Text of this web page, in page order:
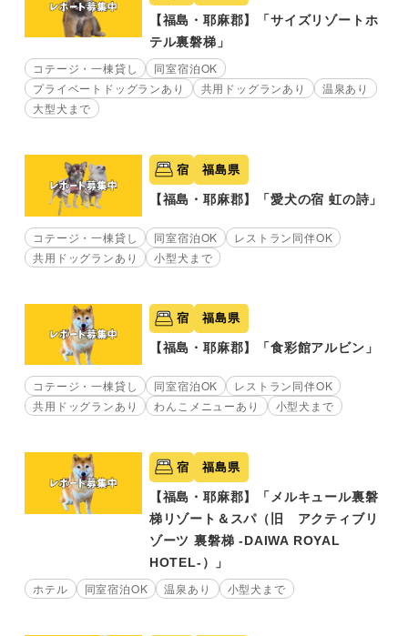
【福島・耶麻郡】「サイズリゾートホ
テル裏磐梯」
コテージ・一棟貸し
同室宿泊OK
プライベートドッグランあり
共用ドッグランあり
温泉あり
大型犬まで
宿 福島県
【福島・耶麻郡】「愛犬の宿 虹の詩」
コテージ・一棟貸し 同室宿泊OK
レストラン同伴OK
共用ドッグランあり
小型犬まで
宿 福島県
【福島・耶麻郡】「食彩館アルビン」
コテージ・一棟貸し 同室宿泊OK
レストラン同伴OK
共用ドッグランあり
わんこメニューあり 小型犬まで
宿 福島県
【福島・耶麻郡】「メルキュール裏磐
梯リゾート＆スパ（旧 アクティブリ
ゾーツ 裏磐梯 -DAIWA ROYAL
HOTEL-）」
ホテル 同室宿泊OK 温泉あり 小型犬まで